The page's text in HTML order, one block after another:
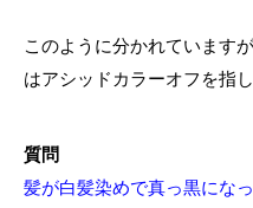
このように分かれています
はアシッドカラーオフを指し
質問
髪が白髪染めで真っ黒にな